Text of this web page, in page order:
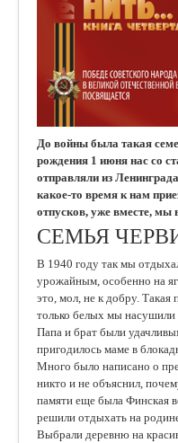
До войны была такая
рождения 1 июня нас со
отправляли из
какое-то время к нам
отпусков, уже вместе, мы
СЕМЬЯ
В 1940 году так мы
урожайным, особенно на
это, мол, не к добру. Такая
только белых мы насушили
Папа и брат были
пригодилось маме в
Много было написано о
никто и не объяснил,
памяти еще была Финская
решили отдыхать на
Выбрали деревню на